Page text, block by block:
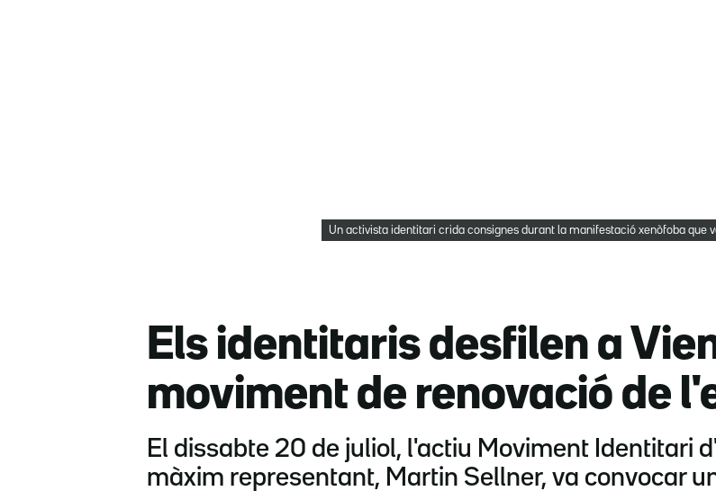
Un activista identitari crida consignes durant la manifestació xenòfoba que
Els identitaris desfilen a
moviment de renovació de
El dissabte 20 de juliol, l'actiu Moviment Identitari
màxim representant, Martin Sellner, va convocar